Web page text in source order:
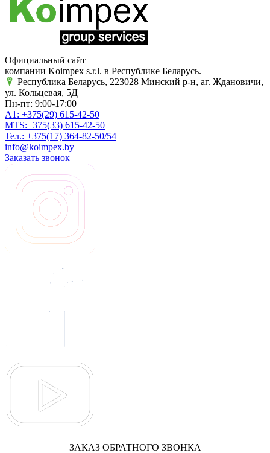
Официальный сайт
компании Koimpex s.r.l. в Республике Беларусь.
Республика Беларусь, 223028 Минский р-н, аг. Ждановичи,
ул. Кольцевая, 5Д
Пн-пт: 9:00-17:00
A1: +375(29) 615-42-50
MTS:+375(33) 615-42-50
Тел.: +375(17) 364-82-50/54
info@koimpex.by
Заказать звонок
ЗАКАЗ ОБРАТНОГО ЗВОНКА